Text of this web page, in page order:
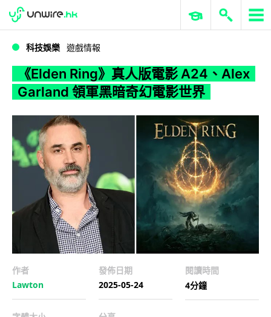
WWDC 2026 ERP 與商業 AI
科技娛樂 遊戲情報
《Elden Ring》真人版電影 A24、Alex
Garland 領軍黑暗奇幻電影世界
作者
Lawton
發佈日期
2025-05-24
閱讀時間
4分鐘